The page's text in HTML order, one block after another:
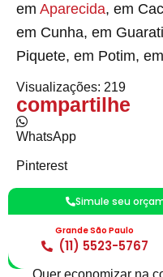
em Aparecida, em
em Cunha, em
Piquete, em Potim,
Visualizações: 219
compartilhe
WhatsApp
Pinterest
Facebook
Precisa de
Quer economizar na
Simule seu
Grande São Paulo
(11) 5523-5767